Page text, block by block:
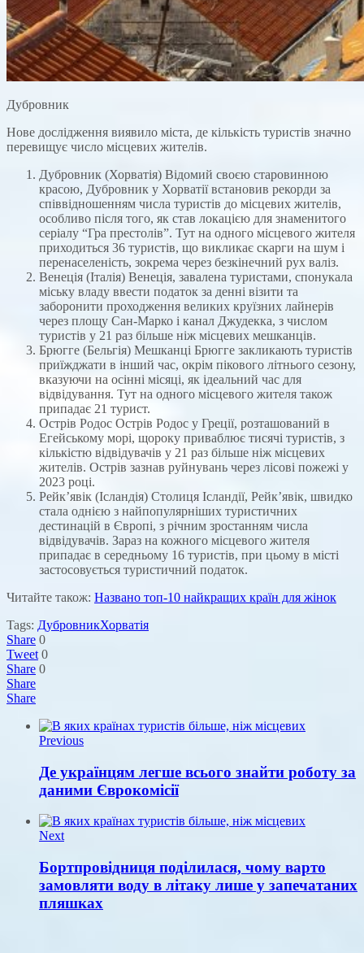
Дубровник
Нове дослідження виявило міста, де кількість туристів значно
перевищує число місцевих жителів.
Дубровник (Хорватія) Відомий своєю старовинною
красою, Дубровник у Хорватії встановив рекорди за
співвідношенням числа туристів до місцевих жителів,
особливо після того, як став локацією для знаменитого
серіалу “Гра престолів”. Тут на одного місцевого жителя
приходиться 36 туристів, що викликає скарги на шум і
перенаселеність, зокрема через безкінечний рух валіз.
Венеція (Італія) Венеція, завалена туристами, спонукала
міську владу ввести податок за денні візити та
заборонити проходження великих круїзних лайнерів
через площу Сан-Марко і канал Джудекка, з числом
туристів у 21 раз більше ніж місцевих мешканців.
Брюгге (Бельгія) Мешканці Брюгге закликають туристів
приїжджати в інший час, окрім пікового літнього сезону,
вказуючи на осінні місяці, як ідеальний час для
відвідування. Тут на одного місцевого жителя також
припадає 21 турист.
Острів Родос Острів Родос у Греції, розташований в
Егейському морі, щороку приваблює тисячі туристів, з
кількістю відвідувачів у 21 раз більше ніж місцевих
жителів. Острів зазнав руйнувань через лісові пожежі у
2023 році.
Рейк’явік (Ісландія) Столиця Ісландії, Рейк’явік, швидко
стала однією з найпопулярніших туристичних
дестинацій в Європі, з річним зростанням числа
відвідувачів. Зараз на кожного місцевого жителя
припадає в середньому 16 туристів, при цьому в місті
застосовується туристичний податок.
Читайте також: Названо топ-10 найкращих країн для жінок
Tags: ДубровникХорватія
Share 0
Tweet 0
Share 0
Share
Share
Previous
Де українцям легше всього знайти роботу за
даними Єврокомісії
Next
Бортпровідниця поділилася, чому варто
замовляти воду в літаку лише у запечатаних
пляшках